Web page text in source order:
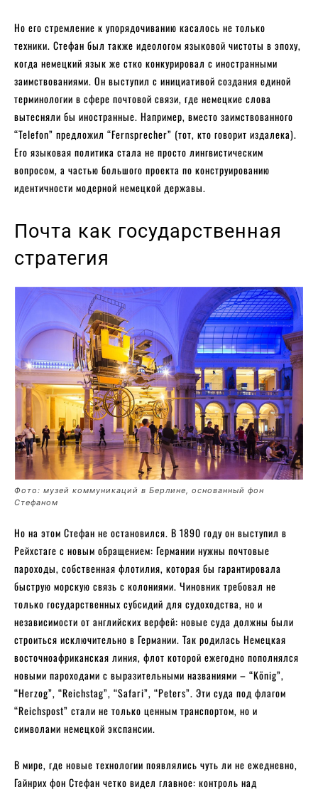
Но его стремление к упорядочиванию касалось не только
техники. Стефан был также идеологом языковой чистоты в эпоху,
когда немецкий язык же стко конкурировал с иностранными
заимствованиями. Он выступил с инициативой создания единой
терминологии в сфере почтовой связи, где немецкие слова
вытесняли бы иностранные. Например, вместо заимствованного
“Telefon” предложил “Fernsprecher” (тот, кто говорит издалека).
Его языковая политика стала не просто лингвистическим
вопросом, а частью большого проекта по конструированию
идентичности модерной немецкой державы.
Почта как государственная
стратегия
Фото: музей коммуникаций в Берлине, основанный фон
Стефаном
Но на этом Стефан не остановился. В 1890 году он выступил в
Рейхстаге с новым обращением: Германии нужны почтовые
пароходы, собственная флотилия, которая бы гарантировала
быструю морскую связь с колониями. Чиновник требовал не
только государственных субсидий для судоходства, но и
независимости от английских верфей: новые суда должны были
строиться исключительно в Германии. Так родилась Немецкая
восточноафриканская линия, флот которой ежегодно пополнялся
новыми пароходами с выразительными названиями – “König”,
“Herzog”, “Reichstag”, “Safari”, “Peters”. Эти суда под флагом
“Reichspost” стали не только ценным транспортом, но и
символами немецкой экспансии.
В мире, где новые технологии появлялись чуть ли не ежедневно,
Гайнрих фон Стефан четко видел главное: контроль над